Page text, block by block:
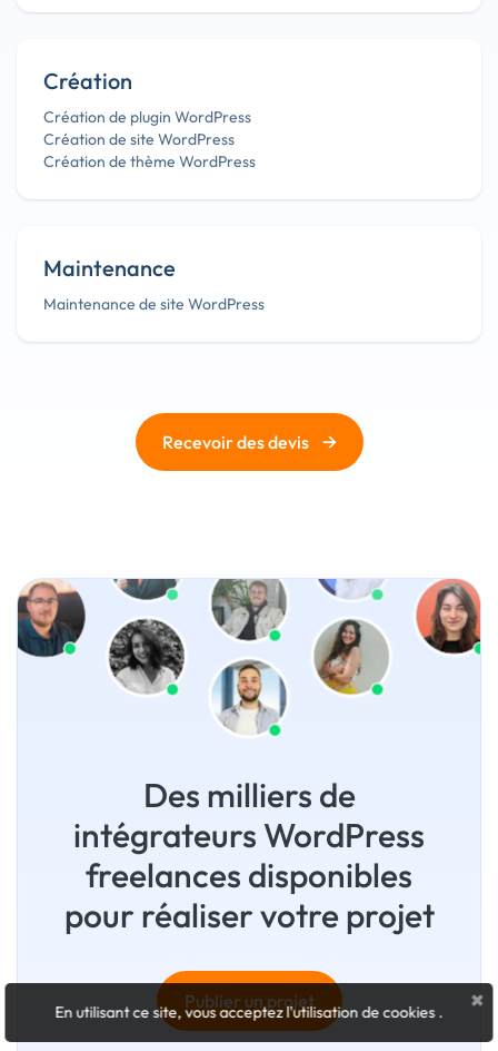
Création
Création de plugin WordPress
Création de site WordPress
Création de thème WordPress
Maintenance
Maintenance de site WordPress
Recevoir des devis →
Des milliers de
intégrateurs WordPress
freelances disponibles
pour réaliser votre projet
Publier un projet ×
En utilisant ce site, vous acceptez l'utilisation de cookies.